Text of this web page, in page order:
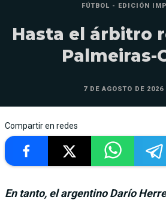
FÚTBOL - EDICIÓN
Hasta el árbitro
Palmeiras-
7 DE AGOSTO DE
Compartir en redes
En tanto, el argentino Darío